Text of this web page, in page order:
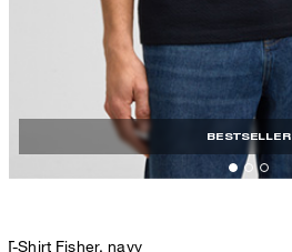
BESTSELLER
T-Shirt Fisher, navy